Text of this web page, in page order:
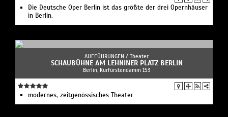
Die Deutsche Oper Berlin ist das größte der drei Opernhäuser
in Berlin.
AUFFÜHRUNGEN / Theater
SCHAUBÜHNE AM LEHNINER PLATZ BERLIN
Berlin, Kurfürstendamm 153
modernes, zeitgenössisches Theater